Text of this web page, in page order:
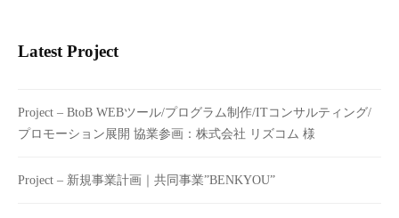
B
T
P
ザ
Latest Project
Project – BtoB WEBツール/プログラム制作/ITコンサルティング/
プロモーション展開 協業参画：株式会社 リズコム 様
Project – 新規事業計画｜共同事業”BENKYOU”